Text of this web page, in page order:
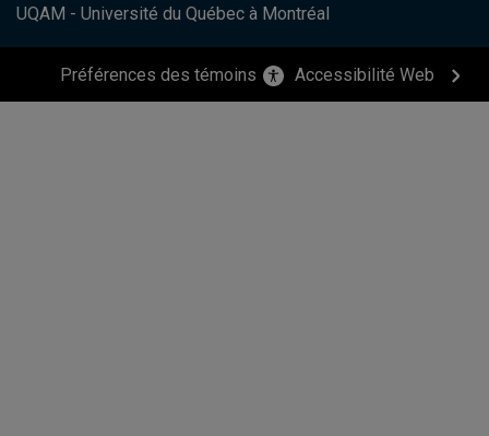
UQAM - Université du Québec à Montréal
Préférences des témoins Accessibilité Web